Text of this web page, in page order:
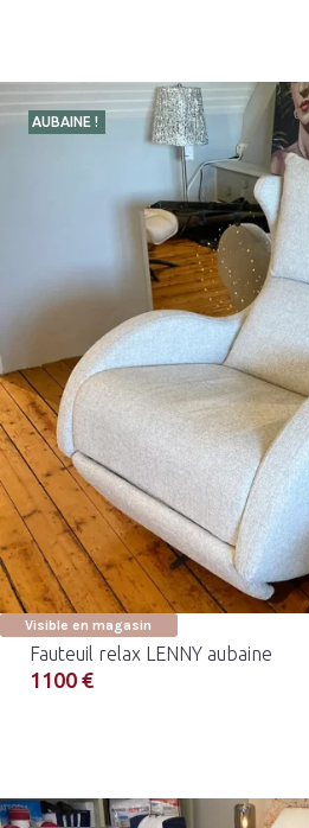
AUBAINE !
Visible en magasin
Fauteuil relax LENNY aubaine
1100 €